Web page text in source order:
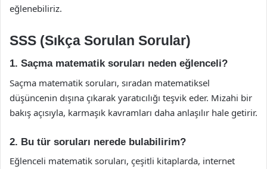
eğlenebiliriz.
SSS (Sıkça Sorulan Sorular)
1. Saçma matematik soruları neden eğlenceli?
Saçma matematik soruları, sıradan matematiksel
düşüncenin dışına çıkarak yaratıcılığı teşvik eder. Mizahi bir
bakış açısıyla, karmaşık kavramları daha anlaşılır hale getirir.
2. Bu tür soruları nerede bulabilirim?
Eğlenceli matematik soruları, çeşitli kitaplarda, internet